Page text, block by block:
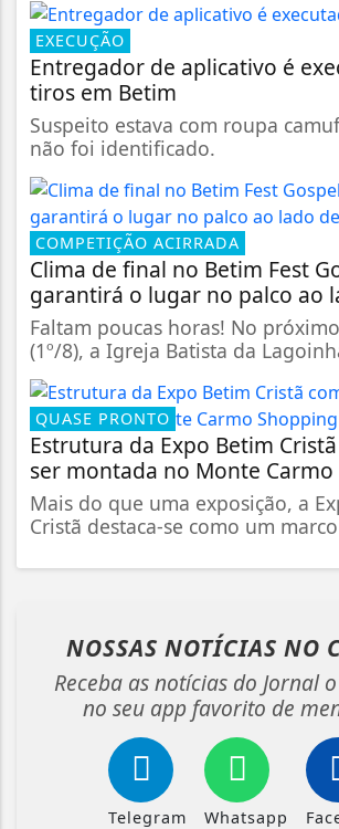
EXECUÇÃO
Entregador de aplicativo é
tiros em Betim
Suspeito estava com roupa
não foi identificado.
COMPETIÇÃO ACIRRADA
Clima de final no Betim Fest
garantirá o lugar no palco ao
Faltam poucas horas! No
(1º/8), a Igreja Batista da
QUASE PRONTO
Estrutura da Expo Betim
ser montada no Monte
Mais do que uma exposição, a
Cristã destaca-se como um
NOSSAS NOTÍCIAS NO
Receba as notícias do Jornal
no seu app favorito de
Telegram Whatsapp